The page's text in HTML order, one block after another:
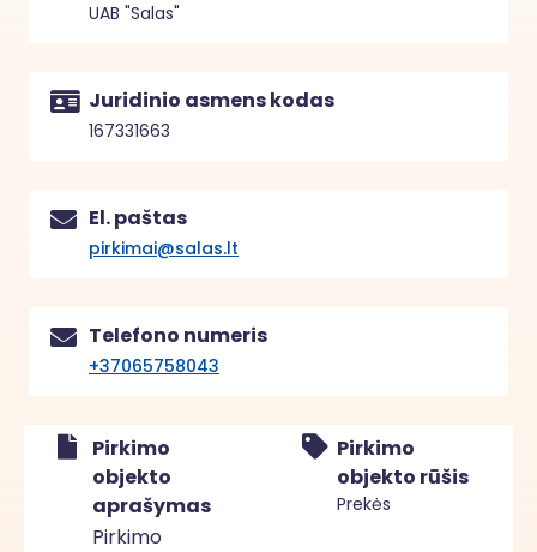
UAB "Salas"
Juridinio asmens kodas
167331663
El. paštas
pirkimai@salas.lt
Telefono numeris
+37065758043
Pirkimo
objekto
aprašymas
Pirkimo
Pirkimo
objekto rūšis
Prekės